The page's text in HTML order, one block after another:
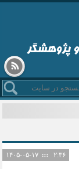
و پژوهشگر
۲:۳۶